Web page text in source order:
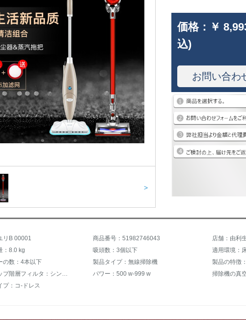
>
価格： ￥
込)
お問い合わ
リB 00001 商品番号：51982746043
店舗：由利
：8.0 kg
吸頭数：3個以下
の数：4本以下
製品タイプ：無線掃除機
ダストカップ階層フィルタ：シングルレベル
パワー：500 w-999 w
掃除機の真
プ：コ-ドレス